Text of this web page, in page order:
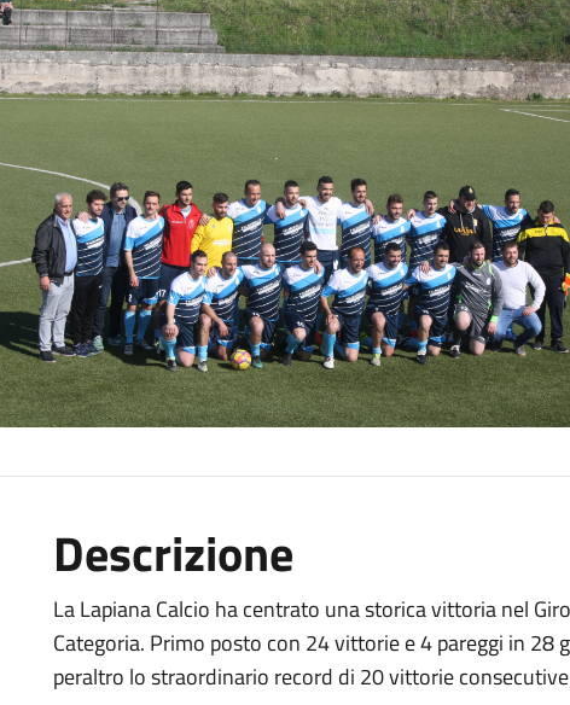
Descrizione
La Lapiana Calcio ha centrato una storica vittoria nel
Categoria. Primo posto con 24 vittorie e 4 pareggi in
peraltro lo straordinario record di 20 vittorie